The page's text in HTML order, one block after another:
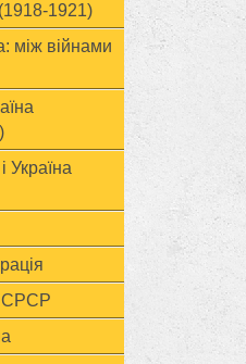
1921)
між війнами
і Україна
СРСР